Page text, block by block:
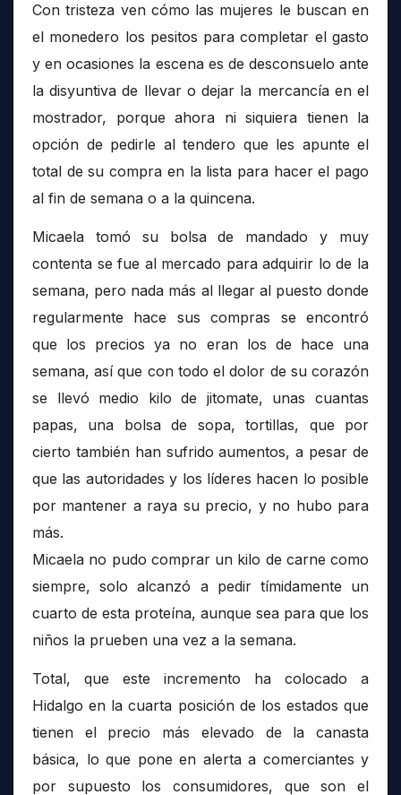
Con tristeza ven cómo las mujeres le buscan en
el monedero los pesitos para completar el gasto
y en ocasiones la escena es de desconsuelo ante
la disyuntiva de llevar o dejar la mercancía en el
mostrador, porque ahora ni siquiera tienen la
opción de pedirle al tendero que les apunte el
total de su compra en la lista para hacer el pago
al fin de semana o a la quincena.
Micaela tomó su bolsa de mandado y muy
contenta se fue al mercado para adquirir lo de la
semana, pero nada más al llegar al puesto donde
regularmente hace sus compras se encontró
que los precios ya no eran los de hace una
semana, así que con todo el dolor de su corazón
se llevó medio kilo de jitomate, unas cuantas
papas, una bolsa de sopa, tortillas, que por
cierto también han sufrido aumentos, a pesar de
que las autoridades y los líderes hacen lo posible
por mantener a raya su precio, y no hubo para
más.
Micaela no pudo comprar un kilo de carne como
siempre, solo alcanzó a pedir tímidamente un
cuarto de esta proteína, aunque sea para que los
niños la prueben una vez a la semana.
Total, que este incremento ha colocado a
Hidalgo en la cuarta posición de los estados que
tienen el precio más elevado de la canasta
básica, lo que pone en alerta a comerciantes y
por supuesto los consumidores, que son el